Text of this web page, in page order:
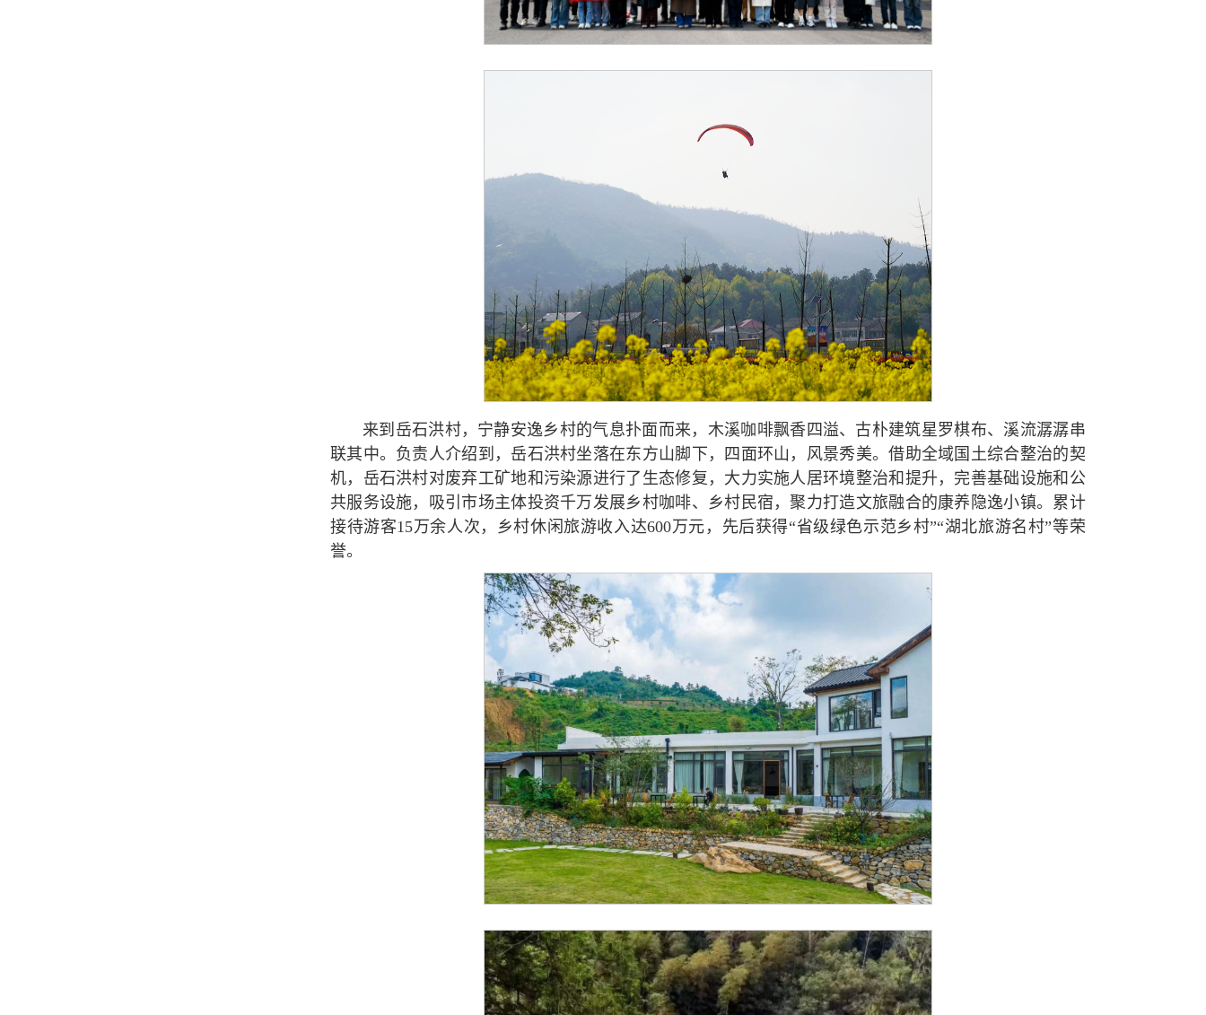
来到岳石洪村，宁静安逸乡村的气息扑面而来，木溪咖啡飘香四溢、古朴建筑星罗棋布、溪流潺潺串
联其中。负责人介绍到，岳石洪村坐落在东方山脚下，四面环山，风景秀美。借助全域国土综合整治的契
机，岳石洪村对废弃工矿地和污染源进行了生态修复，大力实施人居环境整治和提升，完善基础设施和公
共服务设施，吸引市场主体投资千万发展乡村咖啡、乡村民宿，聚力打造文旅融合的康养隐逸小镇。累计
接待游客15万余人次，乡村休闲旅游收入达600万元，先后获得“省级绿色示范乡村”“湖北旅游名村”等荣
誉。